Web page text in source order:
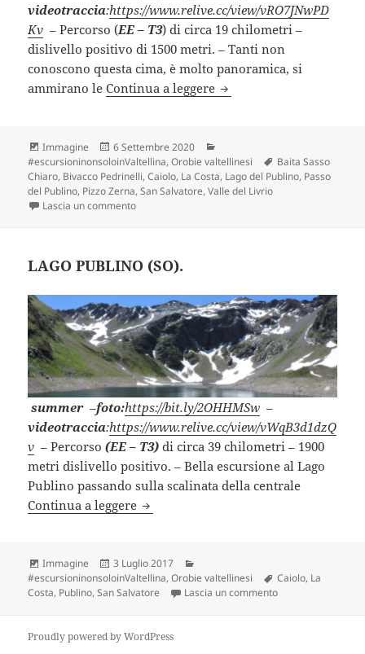
videotraccia:https://www.relive.cc/view/vRO7JNwPD
Kv – Percorso (EE – T3) di circa 19 chilometri –
dislivello positivo di 1500 metri. – Tanti non
conoscono questa cima, è molto panoramica, si
ammirano leContinua a leggere PIZZO ZERNA dalla
Formato
Immagine
Scritto
il
6 Settembre 2020
#escursioninonsoloinValtellina,Orobie valtellinesi Tag
Baita Sasso
Chiaro, Bivacco Pedrinelli,Caiolo, La Costa, Lago del Publino, Passo
del Publino, Pizzo Zerna,San Salvatore,Valle del Livrio
Lascia un commentosu PIZZO ZERNA dalla Valle del Livrio (SO).
LAGO PUBLINO (SO).
summer–foto:https://bit.ly/2OHHMSw –
videotraccia:https://www.relive.cc/view/vWqB3d1dzQ
v – Percorso(EE – T3) di circa 39 chilometri – 1900
metri dislivello positivo. – Bella escursione al Lago
Publino passando sulla scalinata della centrale
Continua a leggere LAGO PUBLINO (SO).
Formato
Immagine
Scritto
il
3 Luglio 2017
#escursioninonsoloinValtellina,Orobie valtellinesi Tag
Caiolo, La
Costa, Publino,San Salvatore Lascia un commentosu LAGO PUBLINO
Proudly powered by WordPress